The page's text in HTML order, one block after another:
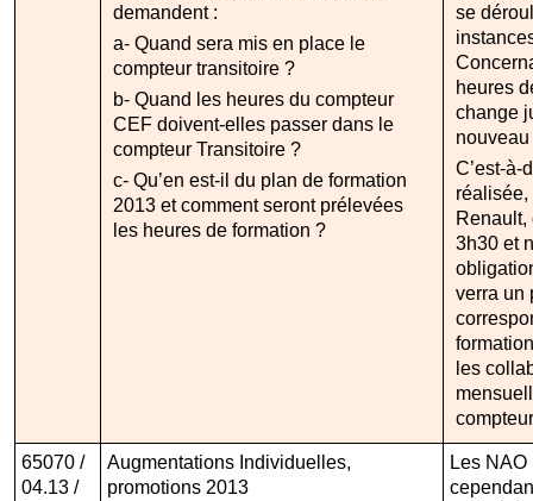
demandent :
a- Quand sera mis en place le
compteur transitoire ?
b- Quand les heures du compteur
CEF doivent-elles passer dans le
compteur Transitoire ?
c- Qu’en est-il du plan de formation
2013 et comment seront prélevées
les heures de formation ?
se
heures
change
C’est-à-
Renault,
3h30 et
verra un
les
65070 /
04.13 /
Augmentations Individuelles,
promotions 2013
Les